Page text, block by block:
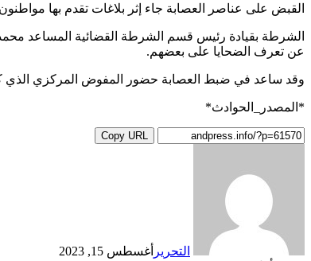
القبض على عناصر العصابة جاء إثر بلاغات تقدم بها
الشرطة بقيادة رئيس قسم الشرطة القضائية المساعد
عن تعرف الضحايا على بعضهم.
وقد ساعد في ضبط العصابة حضور المفوض المركزي الذي
*المصدر_الحوادث*
Copy URL
التحرير أغسطس 15, 2023